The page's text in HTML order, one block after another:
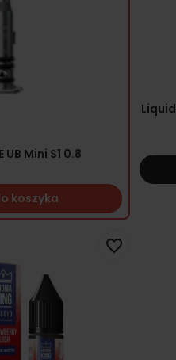
UB Mini S1 0.8
koszyka
favorite_border